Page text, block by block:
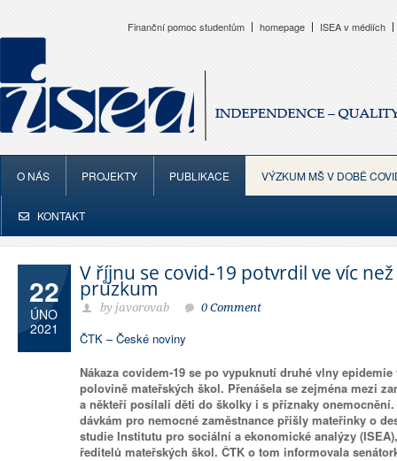
Finanční pomoc studentům homepage ISEA v médiích
O NÁS PROJEKTY PUBLIKACE VÝZKUM MŠ V DOBĚ
KONTAKT
22
ÚNO
2021
V říjnu se covid-19 potvrdil ve víc
průzkum
by javorovab 0 Comment
ČTK – České noviny
Nákaza covidem-19 se po vypuknutí druhé vlny
polovině mateřských škol. Přenášela se zejména mezi
a někteří posílali děti do školky i s příznaky
dávkám pro nemocné zaměstnance přišly mateřinky o
studie Institutu pro sociální a ekonomické analýzy
ředitelů mateřských škol. ČTK o tom informovala